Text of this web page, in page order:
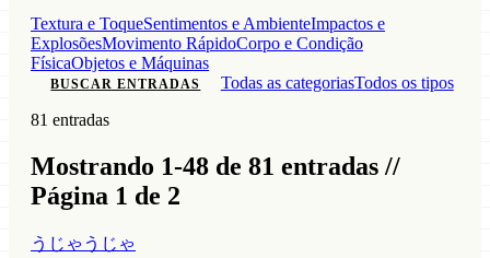
Textura e ToqueSentimentos e AmbienteImpactos e
ExplosõesMovimento RápidoCorpo e Condição
FísicaObjetos e Máquinas
BUSCAR ENTRADAS Todas as categoriasTodos os tipos
81 entradas
Mostrando 1-48 de 81 entradas //
Página 1 de 2
うじゃうじゃ